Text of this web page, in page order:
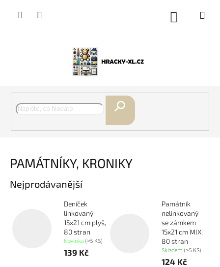
Nákupní
PAMÁTNÍKY, KRONIKY
Nejprodávanější
Deníček
linkovaný
15x21 cm plyš,
80 stran
Novinka (>5 KS)
139 Kč
Památník
nelinkovaný
se zámkem
15x21 cm MIX,
80 stran
Skladem (>5 KS)
124 Kč